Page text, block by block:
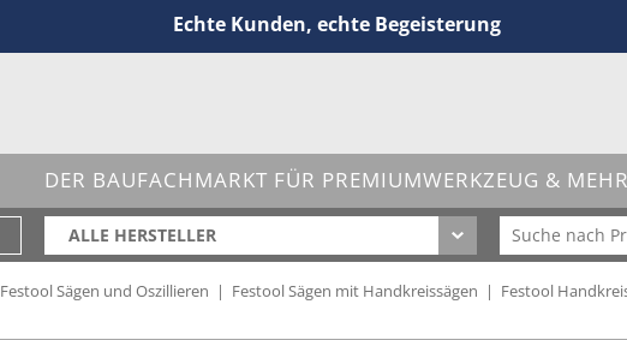
Echte Kunden, echte Begeisterung
DER BAUFACHMARKT FÜR PREMIUMWERKZEUG &
ALLE HERSTELLER
Festool Sägen und Oszillieren | Festool Sägen mit Handkreissägen | Festool